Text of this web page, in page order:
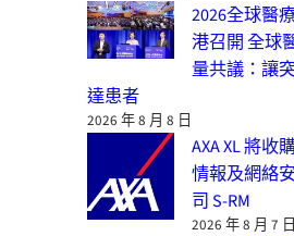
2026全球醫
港召開 全球
量共議：讓
達患者
2026 年 8 月 8 日
AXA XL 將收
情報及網絡
司 S-RM
2026 年 8 月 7 日